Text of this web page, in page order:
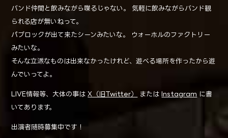
バンド仲間と飲みながら喋るじゃない。 気軽に飲みながらバンド観
られる店が無いねって。
パブロックが出て来たシーンみたいな。 ウォーホルのファクトリー
みたいな。
そんな立派なものは出来なかったけれど、遊べる場所を作ったから遊
んでいってよ。
LIVE情報等、大体の事はX（旧Twitter） またはInstagram に書
いてあります。
出演者随時募集中です！